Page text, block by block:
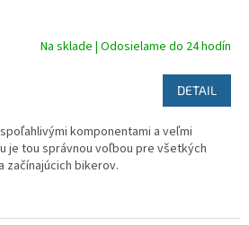
A
R
M
Na sklade | Odosielame do 24 hodín
DETAIL
komponentami a veľmi
je tou správnou voľbou pre všetkých
začínajúcich bikerov.